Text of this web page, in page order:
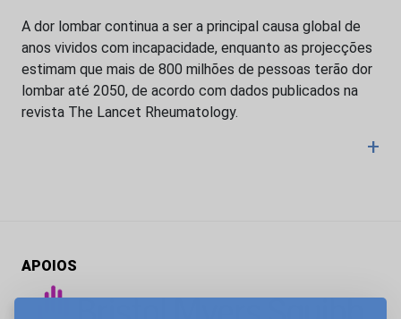
A dor lombar continua a ser a principal causa global de
anos vividos com incapacidade, enquanto as projecções
estimam que mais de 800 milhões de pessoas terão dor
lombar até 2050, de acordo com dados publicados na
revista The Lancet Rheumatology.
+
APOIOS